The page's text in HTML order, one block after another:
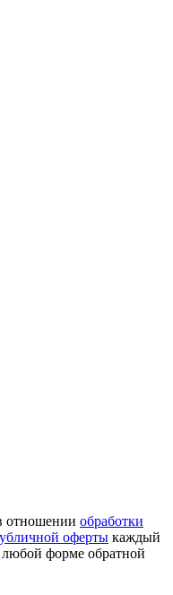
отношении обработки
оферты каждый
любой форме обратной